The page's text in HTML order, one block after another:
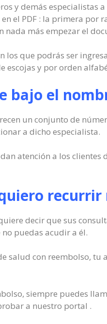
y demás especialistas
el PDF : la primera
más empezar el
que podrás ser
y por orden
bajo el
un conjunto de
a dicho especialista.
atención a los
decir que sus
puedas acudir a él.
salud con reembolso,
siempre puedes
a nuestro portal .